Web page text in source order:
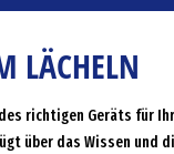
LÄCHELN
richtigen Geräts für
über das Wissen und